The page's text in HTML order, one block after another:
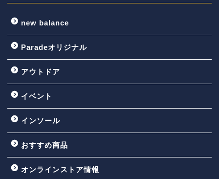
new balance
Paradeオリジナル
アウトドア
イベント
インソール
おすすめ商品
オンラインストア情報